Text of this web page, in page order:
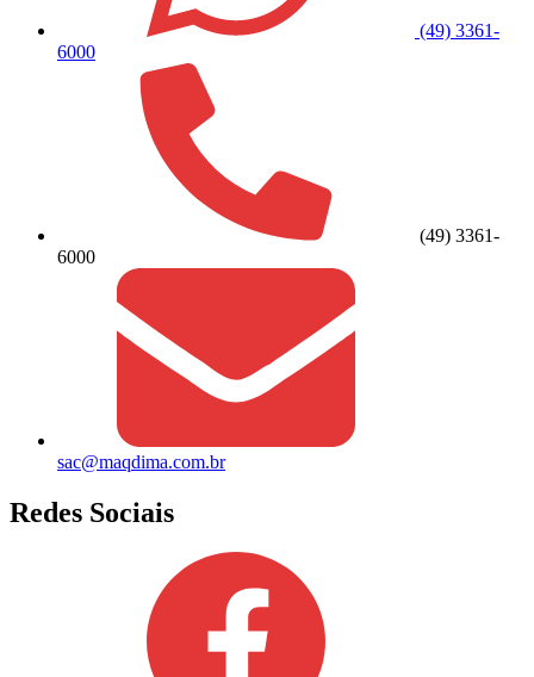
(49) 3361-
6000
(49) 3361-
6000
sac@maqdima.com.br
Redes Sociais